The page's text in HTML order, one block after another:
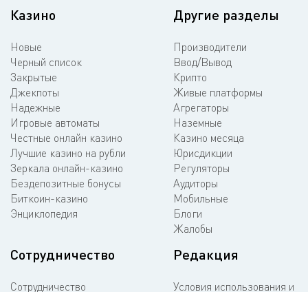
Казино
Новые
Черный список
Закрытые
Джекпоты
Надежные
Игровые автоматы
Честные онлайн казино
Лучшие казино на рубли
Зеркала онлайн-казино
Бездепозитные бонусы
Биткоин-казино
Энциклопедия
Другие разделы
Производители
Ввод/Вывод
Крипто
Живые платформы
Агрегаторы
Наземные
Казино месяца
Юрисдикции
Регуляторы
Аудиторы
Мобильные
Блоги
Жалобы
Сотрудничество
Сотрудничество
Редакция
Условия использования и